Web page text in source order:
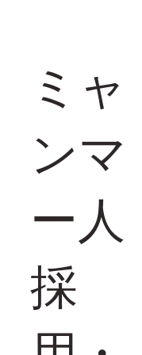
ミャ
ンマ
ー人
採